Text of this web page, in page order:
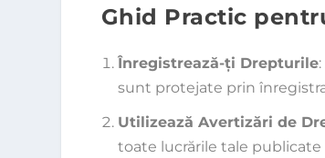
Ghid Practic
Înregistrează-ți Drepturile
sunt protejate prin
Utilizează Avertizări de
toate lucrările tale publicate